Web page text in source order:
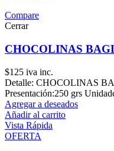
Compare
Cerrar
CHOCOLINAS
$125 iva inc.
Detalle: CHOCOLINAS
Presentación:250 grs
Agregar a deseados
Añadir al carrito
Vista Rápida
OFERTA